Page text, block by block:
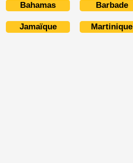
Bahamas Barbade
Jamaïque Martinique